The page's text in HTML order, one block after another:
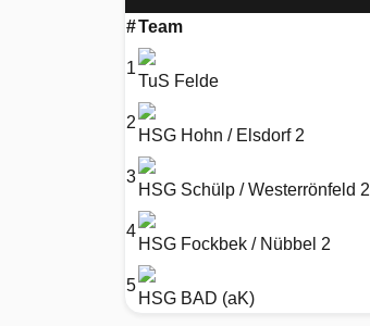
#Team
1
TuS Felde
2
HSG Hohn / Elsdorf 2
3
HSG Schülp / Westerrönfeld 2
4
HSG Fockbek / Nübbel 2
5
HSG BAD (aK)